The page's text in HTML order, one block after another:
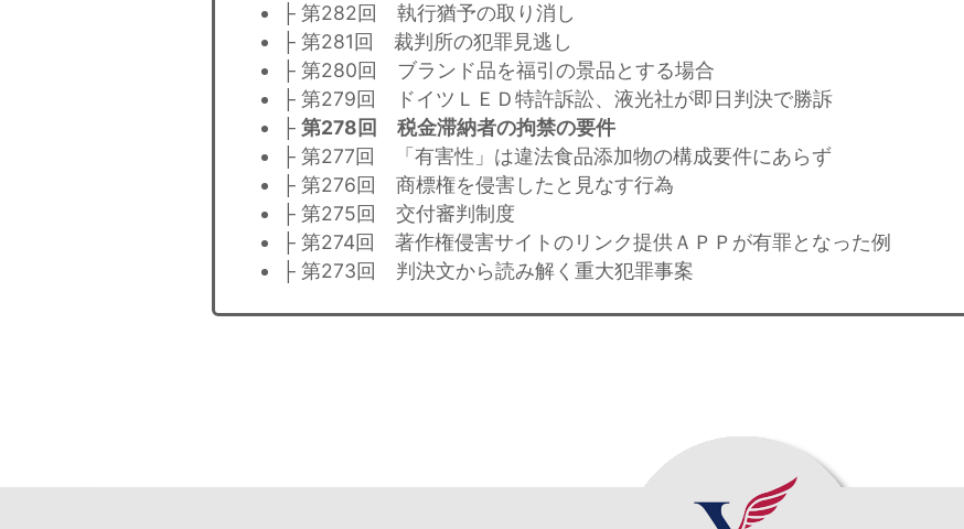
├ 第282回 執行猶予の取り消し
├ 第281回 裁判所の犯罪見逃し
├ 第280回 ブランド品を福引の景品とする場合
├ 第279回 ドイツＬＥＤ特許訴訟、液光社が即日判決で勝訴
├ 第278回 税金滞納者の拘禁の要件
├ 第277回 「有害性」は違法食品添加物の構成要件にあらず
├ 第276回 商標権を侵害したと見なす行為
├ 第275回 交付審判制度
├ 第274回 著作権侵害サイトのリンク提供ＡＰＰが有罪となった例
├ 第273回 判決文から読み解く重大犯罪事案